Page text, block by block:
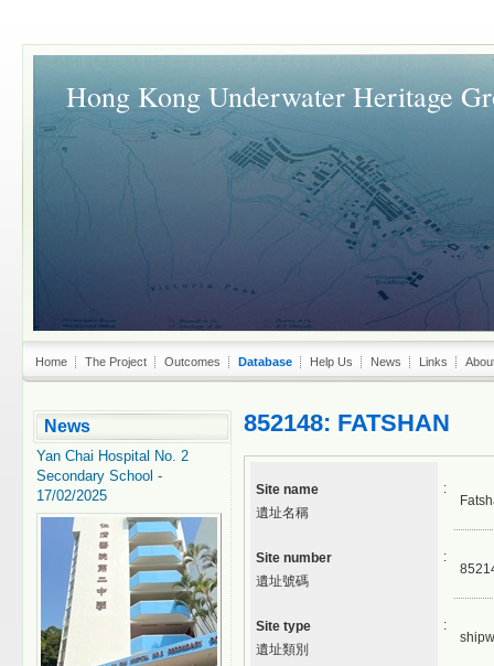
Hong Kong Underwater Heritage
Home The Project Outcomes Database Help Us News Links
News
Yan Chai Hospital No. 2
Secondary School -
17/02/2025
852148: FATSHAN
Site name
遺址名稱
:
Site number
遺址號碼
:
Site type
遺址類別
: